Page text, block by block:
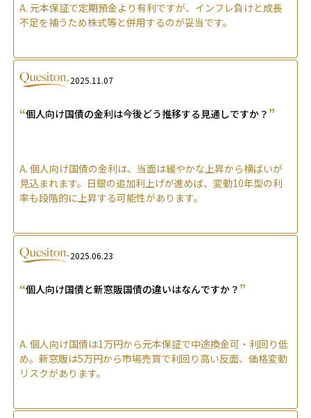
A. 元本保証で定期預金より有利ですが、インフレ負けと成長
不足を補うため株式等と併用するのが妥当です。
2025.11.07
“個人向け国債の金利は今後どう推移する見通しですか？ ”
A. 個人向け国債の金利は、当面は緩やかな上昇から横ばいが
見込まれます。日銀の追加利上げが進めば、変動10年型の利
率も段階的に上昇する可能性があります。
2025.06.23
“個人向け国債と新窓販国債の違いはなんですか？ ”
A. 個人向け国債は1万円から元本保証で中途換金可・利回り低
め。新窓販は5万円から市場売買で利回り高い反面、価格変動
リスクがあります。